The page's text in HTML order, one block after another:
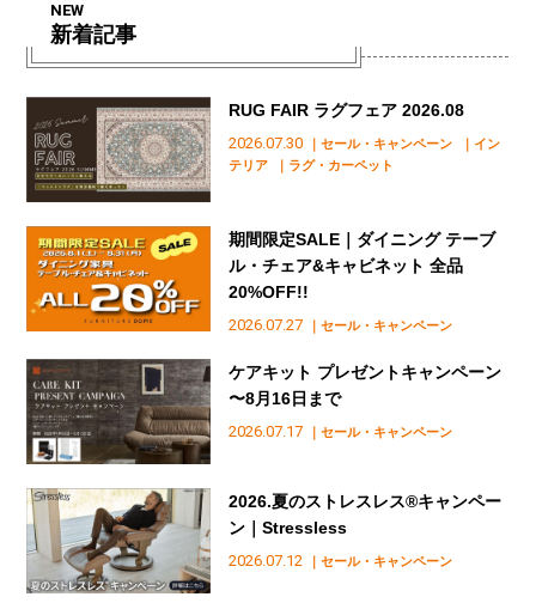
NEW
新着記事
2026.07.30 ｜セール・キャンペーン
｜イン
テリア
｜ラグ・カーペット
RUG FAIR ラグフェア 2026.08
2026.07.27 ｜セール・キャンペーン
期間限定SALE｜ダイニング テーブ
ル・チェア&キャビネット 全品
20%OFF!!
2026.07.17 ｜セール・キャンペーン
ケアキット プレゼントキャンペーン
〜8月16日まで
2026.07.12 ｜セール・キャンペーン
2026.夏のストレスレス®︎キャンペー
ン｜Stressless